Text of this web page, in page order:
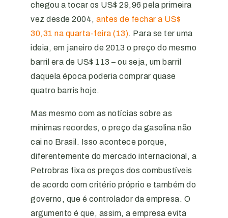
chegou a tocar os US$ 29,96 pela primeira
vez desde 2004, antes de fechar a US$
30,31 na quarta-feira (13). Para se ter uma
ideia, em janeiro de 2013 o preço do mesmo
barril era de US$ 113 – ou seja, um barril
daquela época poderia comprar quase
quatro barris hoje.
Mas mesmo com as notícias sobre as
mínimas recordes, o preço da gasolina não
cai no Brasil. Isso acontece porque,
diferentemente do mercado internacional, a
Petrobras fixa os preços dos combustíveis
de acordo com critério próprio e também do
governo, que é controlador da empresa. O
argumento é que, assim, a empresa evita